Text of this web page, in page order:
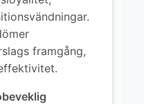
framgång,